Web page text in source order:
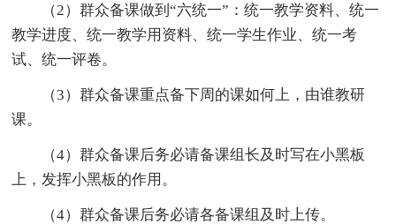
（2）群众备课做到“六统一”：统一教学资料、统一
教学进度、统一教学用资料、统一学生作业、统一考
试、统一评卷。
（3）群众备课重点备下周的课如何上，由谁教研
课。
（4）群众备课后务必请备课组长及时写在小黑板
上，发挥小黑板的作用。
（4）群众备课后务必请各备课组及时上传。